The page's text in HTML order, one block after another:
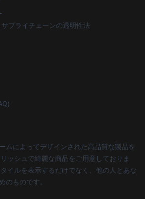
プライチェーンの透明性法
ムによってデザインされた高品質な製品を
ッシュで綺麗な商品をご用意しておりま
イルを表示するだけでなく、他の人とあな
のものです。